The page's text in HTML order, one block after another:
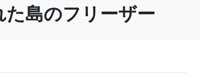
た島のフリーザー